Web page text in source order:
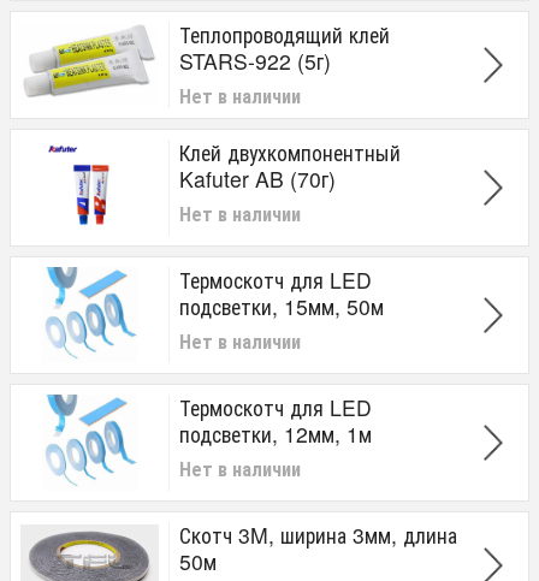
Теплопроводящий клей
STARS-922 (5г)
Нет в наличии
Клей двухкомпонентный
Kafuter AB (70г)
Нет в наличии
Термоскотч для LED
подсветки, 15мм, 50м
Нет в наличии
Термоскотч для LED
подсветки, 12мм, 1м
Нет в наличии
Скотч 3M, ширина 3мм, длина
50м